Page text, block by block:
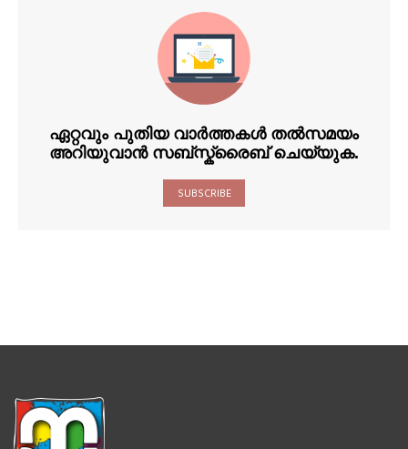
ഏറ്റവും പുതിയ വാർത്തകൾ തൽസമയം
അറിയുവാൻ സബ്സ്ക്രൈബ് ചെയ്യുക.
SUBSCRIBE